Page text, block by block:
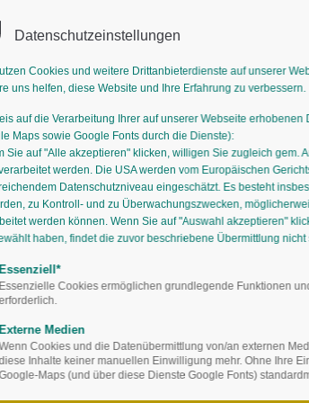
AUSBILDUNG
Datenschutzeinstellungen
Cookies und weitere Drittanbieterdienste auf unserer
uns helfen, diese Website und Ihre Erfahrung zu verbessern.
auf die Verarbeitung Ihrer auf unserer Webseite
Maps sowie Google Fonts durch die Dienste):
Sie auf "Alle akzeptieren" klicken, willigen Sie zugleich gem.
werden. Die USA werden vom Europäischen
Datenschutzniveau eingeschätzt. Es besteht
zu Kontroll- und zu Überwachungszwecken,
werden können. Wenn Sie auf "Auswahl akzeptieren"
haben, findet die zuvor beschriebene Übermittlung nicht
Essenziell*
Essenzielle Cookies ermöglichen grundlegende Funktionen
Externe Medien
Cookies und die Datenübermittlung von/an externen
Inhalte keiner manuellen Einwilligung mehr. Ohne Ihre
Maps (und über diese Dienste Google Fonts)